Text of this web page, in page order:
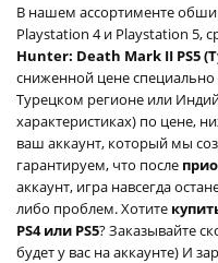
В нашем ассортименте
Playstation 4 и Playstation 5,
Hunter: Death Mark II PS5
сниженной цене специально
Турецком регионе или
характеристиках) по цене,
ваш аккаунт, который мы
гарантируем, что после
аккаунт, игра навсегда
либо проблем. Хотите
PS4 или PS5? Заказывайте
будет у вас на аккаунте) И